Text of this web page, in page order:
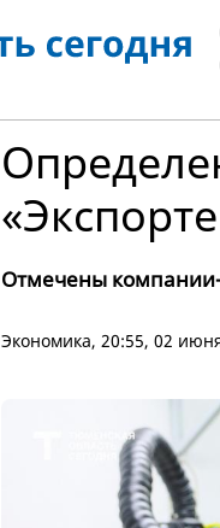
Отмечены
Экономика, 20:55, 02